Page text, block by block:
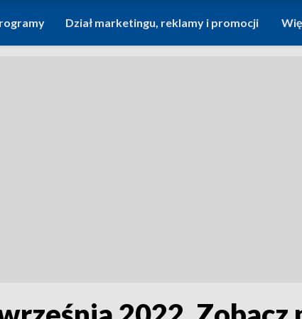
Dział marketingu, reklamy i promocji